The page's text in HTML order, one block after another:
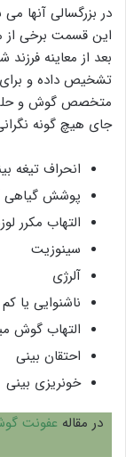
در بزرگسالی آنها
این قسمت برخی از
بعد از معاینه
تشخیص داده و برای
متخصص گوش و حلق و
جای هیچ گونه
انحراف تیغه
پوشش گیاهی
التهاب مکرر
سینوزیت
آلرژی
ناشنوایی یا
التهاب گوش
احتقان بینی
خونریزی بینی
در مقاله عفونت